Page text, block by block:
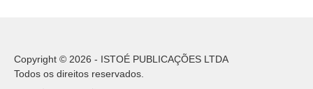
Copyright © 2026 - ISTOÉ PUBLICAÇÕES LTDA
Todos os direitos reservados.